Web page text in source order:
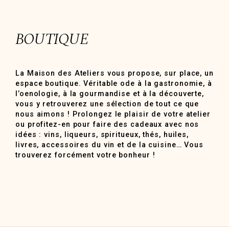
BOUTIQUE
La Maison des Ateliers vous propose, sur place, un
espace boutique. Véritable ode à la gastronomie, à
l’oenologie, à la gourmandise et à la découverte,
vous y retrouverez une sélection de tout ce que
nous aimons ! Prolongez le plaisir de votre atelier
ou profitez-en pour faire des cadeaux avec nos
idées : vins, liqueurs, spiritueux, thés, huiles,
livres, accessoires du vin et de la cuisine… Vous
trouverez forcément votre bonheur !